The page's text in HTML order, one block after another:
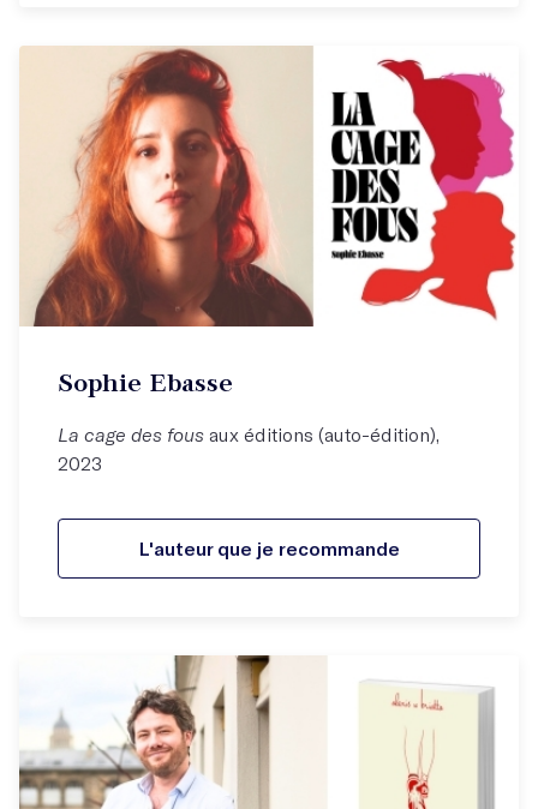
Sophie Ebasse
La cage des fous aux éditions (auto-édition),
2023
L'auteur que je recommande